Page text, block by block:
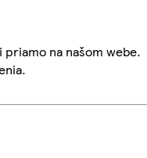
priamo na našom webe.